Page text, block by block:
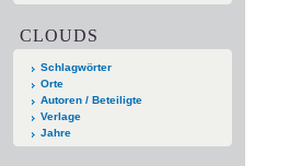
CLOUDS
Schlagwörter
Orte
Autoren / Beteiligte
Verlage
Jahre